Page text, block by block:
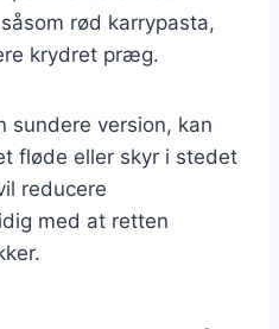
rød karrypasta,
krydret præg.
sundere version, kan
fløde eller skyr i stedet
reducere
med at retten